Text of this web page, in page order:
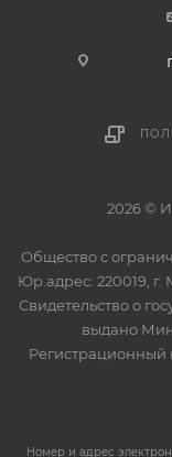
2026 ©
Общество с
Юр.адрес: 220019,
Свидетельство о
выдано
Регистрационный
Номер и адрес